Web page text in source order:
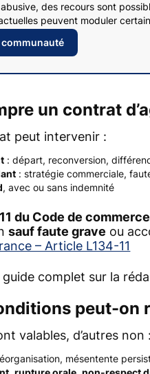
des recours sont
peuvent moduler
communauté
un contrat
peut intervenir :
: départ, reconversion,
: stratégie commerciale,
, avec ou sans indemnité
du Code de commerce
sauf faute grave ou
– Article L134-11
complet sur la
peut-on
valables, d’autres non
mésentente